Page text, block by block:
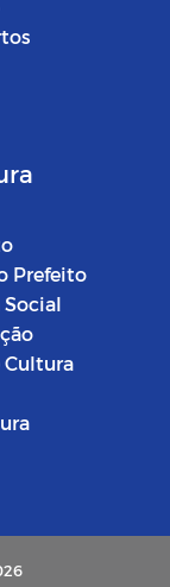
Prefeito
Cultura